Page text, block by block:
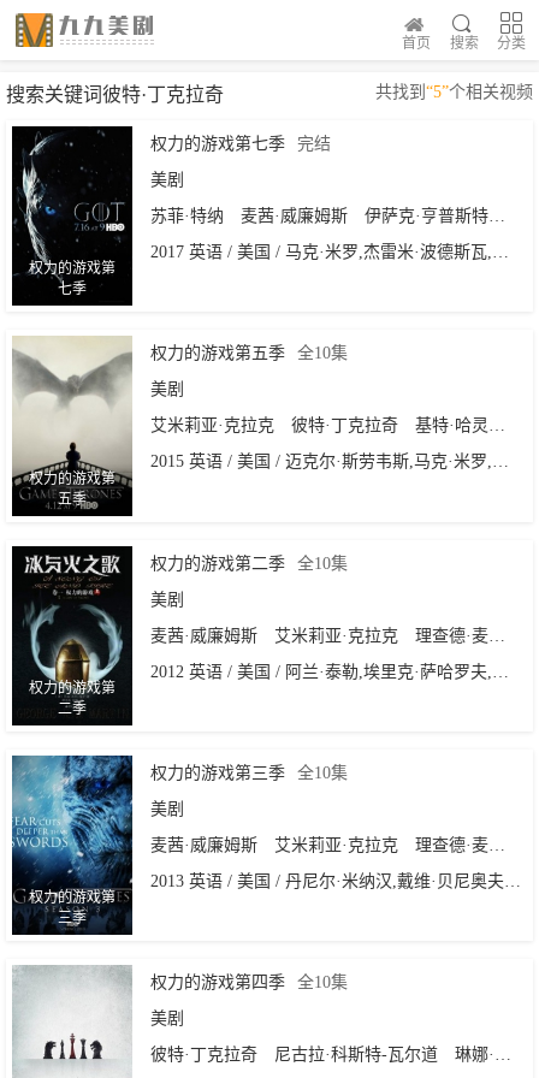
分类
搜索
首页
搜索关键词彼特·丁克拉奇 共找到 “5”个相关视频
权力的游戏第
七季
权力的游戏第七季
完结
美剧
苏菲·特纳
麦茜·威廉姆斯
伊萨克·亨普斯特德-怀特
2017 英语 / 美国 / 马克·米罗,杰雷米·波德斯瓦,马特·沙克曼,阿兰·泰勒
权力的游戏第
五季
权力的游戏第五季
全10集
美剧
艾米莉亚·克拉克
彼特·丁克拉奇 基特·哈灵顿
2015 英语 / 美国 / 迈克尔·斯劳韦斯,马克·米罗,杰雷米·波德斯瓦,Miguel·Sapochnik,大卫·努特尔
权力的游戏第
二季
权力的游戏第二季
全10集
美剧
麦茜·威廉姆斯
艾米莉亚·克拉克 理查德·麦登
权力的游戏第
三季
权力的游戏第三季
全10集
美剧
麦茜·威廉姆斯
艾米莉亚·克拉克 理查德·麦登
权力的游戏第四季
全10集
美剧
彼特·丁克拉奇
尼古拉·科斯特-瓦尔道 琳娜·海蒂